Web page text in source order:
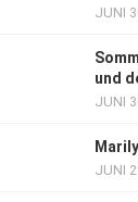
JUNI
und
JUNI
JUNI